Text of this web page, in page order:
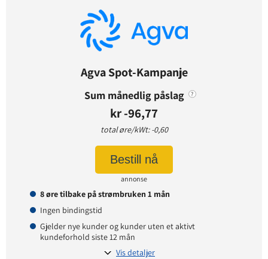
Timespot
1 måneder
Tilbud gyldig for:nye og eksisterende kunder
Prisendring varsles på:
e-post
3,90 øre per kWt
Pris på papirfaktura:7 kr
Agva Spot-Kampanje
8 øre tilbake på strømbruken 1 mån
Ingen bindingstid
Gjelder nye kunder og kunder uten et aktivt
kundeforhold siste 12 mån
Vis detaljer
Sum månedlig påslag ?
kr -96,77
total øre/kWt: -0,60
Bestill nå
annonse